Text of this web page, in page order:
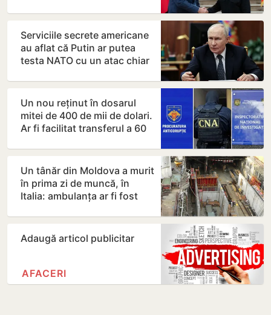
Serviciile secrete americane
au aflat că Putin ar putea
testa NATO cu un atac chiar
Un nou reținut în dosarul
mitei de 400 de mii de dolari.
Ar fi facilitat transferul a 60
Un tânăr din Moldova a murit
în prima zi de muncă, în
Italia: ambulanța ar fi fost
Adaugă articol publicitar
AFACERI